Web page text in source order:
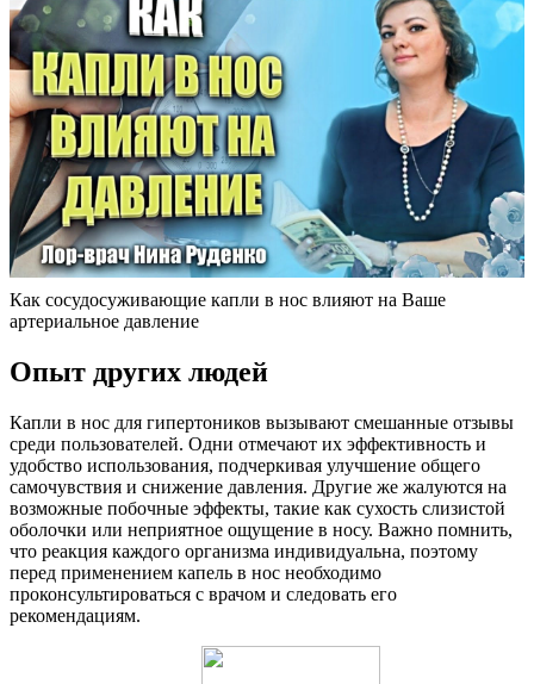
Как сосудосуживающие капли в нос влияют на Ваше
артериальное давление
Опыт других людей
Капли в нос для гипертоников вызывают смешанные отзывы
среди пользователей. Одни отмечают их эффективность и
удобство использования, подчеркивая улучшение общего
самочувствия и снижение давления. Другие же жалуются на
возможные побочные эффекты, такие как сухость слизистой
оболочки или неприятное ощущение в носу. Важно помнить,
что реакция каждого организма индивидуальна, поэтому
перед применением капель в нос необходимо
проконсультироваться с врачом и следовать его
рекомендациям.